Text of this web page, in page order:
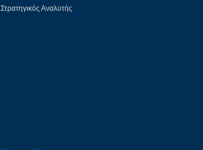
Στρατηγικός Αναλυτής